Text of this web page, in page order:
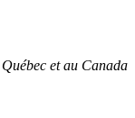
et au Canada